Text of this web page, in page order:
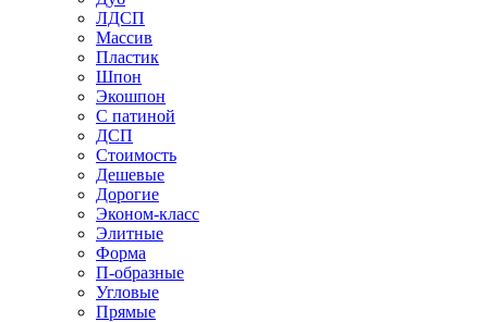
ЛДСП
Массив
Пластик
Шпон
Экошпон
С патиной
ДСП
Стоимость
Дешевые
Дорогие
Эконом-класс
Элитные
Форма
П-образные
Угловые
Прямые